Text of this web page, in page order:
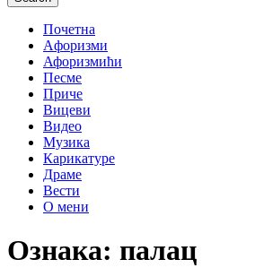
Почетна
Aфоризми
Афоризмићи
Песме
Приче
Вицеви
Видео
Музика
Карикатуре
Драме
Вести
О мени
Ознака: палац